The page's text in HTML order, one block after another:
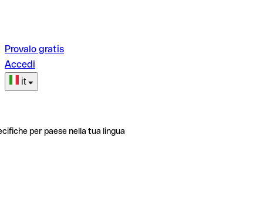
Provalo gratis
Accedi
it
per paese nella tua lingua